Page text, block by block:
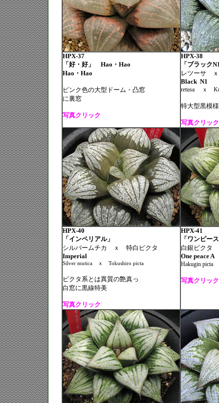
HPX-37
「好・好」 Hao・Hao
Hao ・ Hao
ピンク色の大型ドーム・凸窓
に裏窓
写真クリック
HPX-38
「ブラック
レツーサ
Black N1
retusa ｘ
特大型黒模
写真クリック
HPX-40
「インペリアル」
シルバームチカ ｘ 特白ピクタ
Imperial
Silver muticaｘ Tokushiro picta
ピクタ系とは異質の艶真っ
白窓に黒線特美
写真クリック
HPX-41
「ワンピー
白銀ピクタ
One peaceA
Hakugin picta
写真クリック